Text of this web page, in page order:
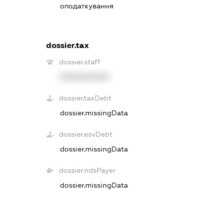
оподаткування
dossier.tax
dossier.staff
dossier.taxDebt
dossier.missingData
dossier.esvDebt
dossier.missingData
dossier.ndsPayer
dossier.missingData